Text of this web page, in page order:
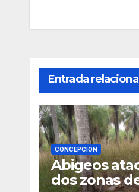
entradas
Entrada
CONCEPCIÓN
Abigeos
dos zonas